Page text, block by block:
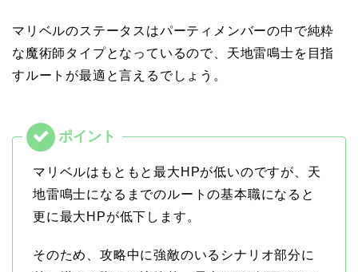
マリベルのステータスはパーティメンバーの中で純粋
な魔術師タイプとなっているので、天地雷鳴士を目指
すルートが最適と言えるでしょう。
マリベルはもともと最大HPが低いのですが、天
地雷鳴士になるまでのルートの基本職になると
更に最大HPが低下します。
そのため、攻略中に強敵のいるシナリオ部分に